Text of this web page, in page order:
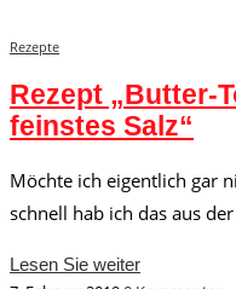
Rezepte
Rezept „Butter-
feinstes Salz“
Möchte ich eigentlich gar
schnell hab ich das aus
Lesen Sie weiter